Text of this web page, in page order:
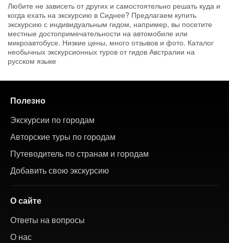
Любите не зависеть от других и самостоятельно решать куда и
когда ехать на экскурсию в Сиднее? Предлагаем купить
экскурсию с индивидуальным гидом, например, вы посетите
местные достопримечательности на автомобиле или
микроавтобусе. Низкие цены, много отзывов и фото. Каталог
необычных экскурсионных туров от гидов Австралии на
русском языке
Полезно
Экскурсии по городам
Авторские туры по городам
Путеводитель по странам и городам
Добавить свою экскурсию
О сайте
Ответы на вопросы
О нас